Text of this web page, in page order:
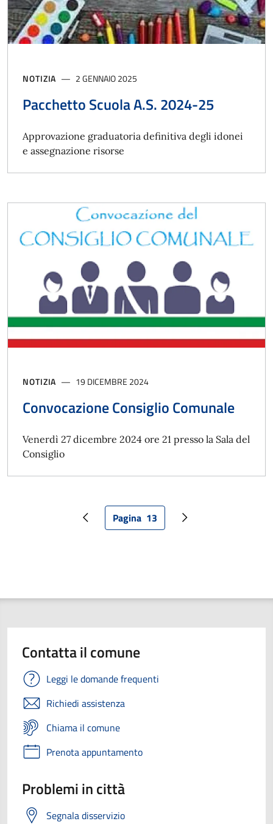
NOTIZIA 2 GENNAIO 2025
Pacchetto Scuola A.S. 2024-25
Approvazione graduatoria definitiva degli idonei
e assegnazione risorse
NOTIZIA 19 DICEMBRE 2024
Convocazione Consiglio Comunale
Venerdì 27 dicembre 2024 ore 21 presso la Sala del
Consiglio
Pagina precedentePagina attuale
Pagina 13 Pagina successiva
Contatta il comune
Leggi le domande frequenti
Richiedi assistenza
Chiama il comune
Prenota appuntamento
Problemi in città
Segnala disservizio